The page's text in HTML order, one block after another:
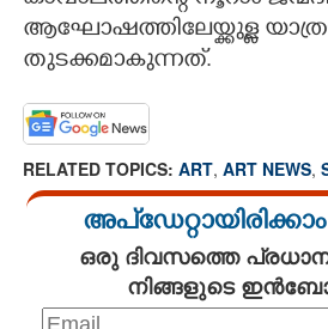
ആഘോഷത്തിലേയ്ക്കുള്ള
തുടക്കമാകുന്നത്.
RELATED TOPICS: ART, ART NEWS,
ഒരു ദിവസത്തെ
നിങ്ങളുടെ